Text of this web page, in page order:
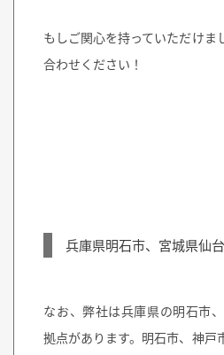
もしご関心を持っていただけま
合わせください！
兵庫県明石市、宮城県仙
なお、弊社は兵庫県の明石市
拠点があります。明石市、神戸